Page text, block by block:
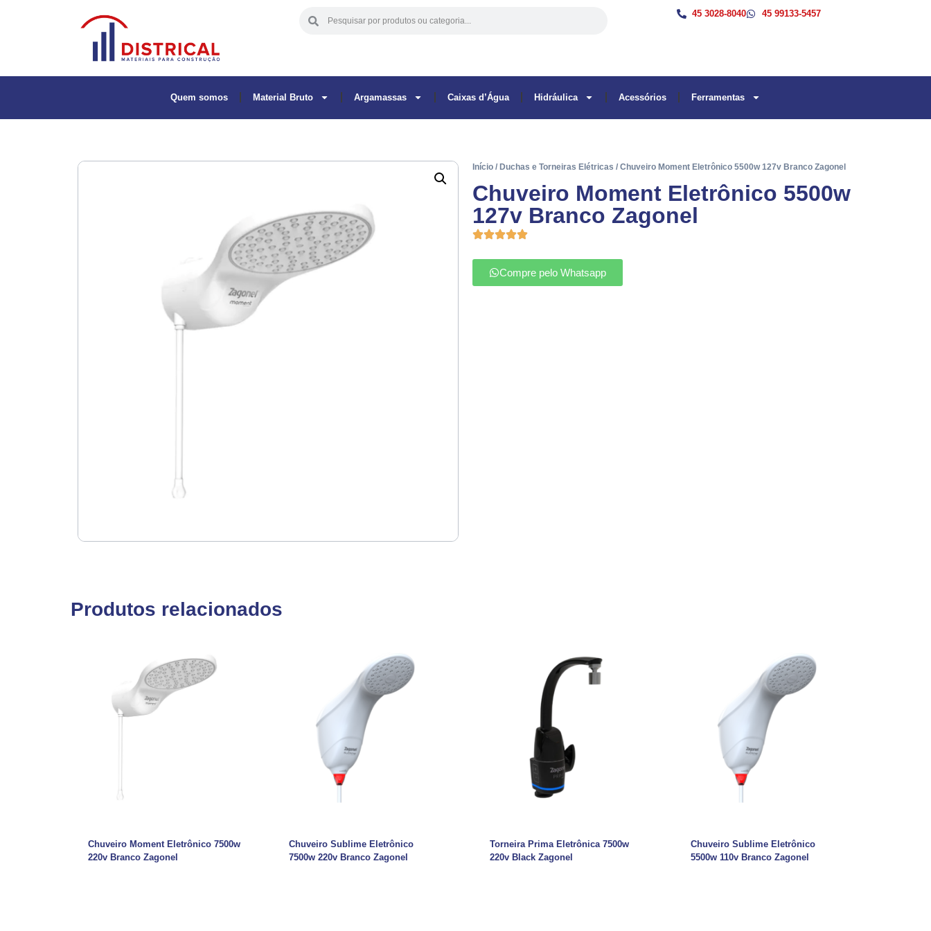
45 3028-8040 45 99133-5457
Quem somos Material Bruto Argamassas Caixas d’Água Hidráulica Acessórios Ferramentas
Início / Duchas e Torneiras Elétricas / Chuveiro Moment Eletrônico 5500w 127v Branco Zagonel
Chuveiro Moment Eletrônico 5500w
127v Branco Zagonel
Compre pelo Whatsapp
Produtos relacionados
Chuveiro Moment Eletrônico 7500w
220v Branco Zagonel
Chuveiro Sublime Eletrônico
7500w 220v Branco Zagonel
Torneira Prima Eletrônica 7500w
220v Black Zagonel
Chuveiro Sublime Eletrônico
5500w 110v Branco Zagonel